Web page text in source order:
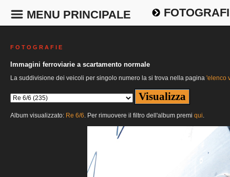
MENU PRINCIPALE
F O T O G R A F I E
Immagini ferroviarie a scartamento normale
La suddivisione dei veicoli per singolo numero la si trova nella pagina 'elenco
Album visualizzato: Re 6/6. Per rimuovere il filtro dell'album premi qui.